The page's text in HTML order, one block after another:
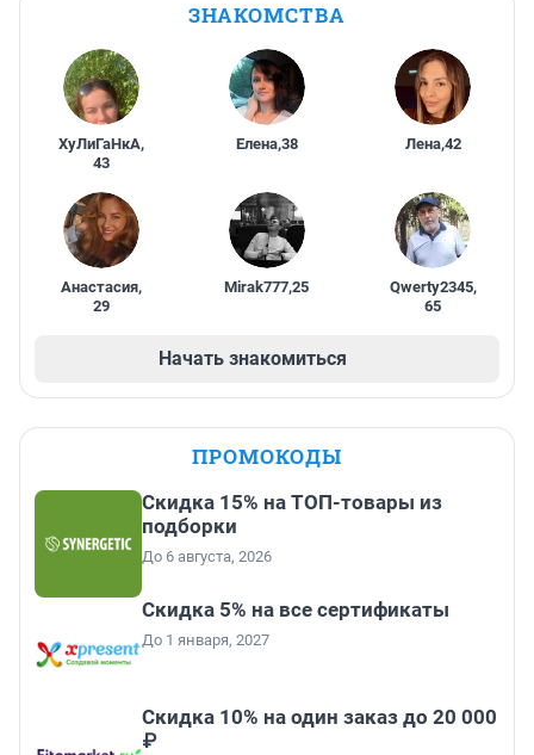
ЗНАКОМСТВА
ХуЛиГаНкА,
43
Елена,38 Лена,42
Анастасия,
29
Mirak777,25 Qwerty2345,
65
Начать знакомиться
ПРОМОКОДЫ
Скидка 15% на ТОП-товары из
подборки
До 6 августа, 2026
Скидка 5% на все сертификаты
До 1 января, 2027
Скидка 10% на один заказ до 20 000
₽